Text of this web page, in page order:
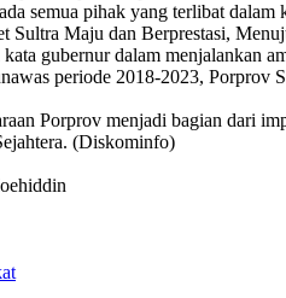
semua pihak yang terlibat
Sultra Maju dan Berprestasi,
gubernur dalam menjalankan
periode 2018-2023, Porprov
Porprov menjadi bagian dari
(Diskominfo)